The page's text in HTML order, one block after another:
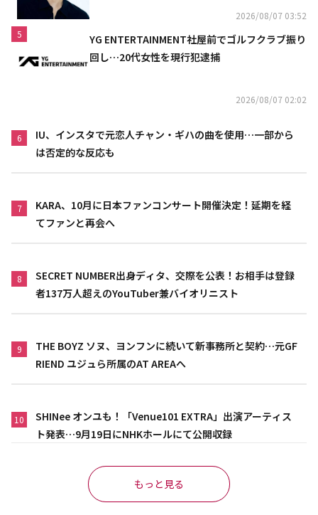
2026/08/07 03:52
5
YG ENTERTAINMENT社屋前でゴルフクラブ振り
回し…20代女性を現行犯逮捕
2026/08/07 02:02
6
IU、インスタで元恋人チャン・ギハの曲を使用…一部から
は否定的な反応も
7
KARA、10月に日本ファンコンサート開催決定！延期を経
てファンと再会へ
8
SECRET NUMBER出身ディタ、交際を公表！お相手は登録
者137万人超えのYouTuber兼バイオリニスト
9
THE BOYZ ソヌ、ヨンフンに続いて新事務所と契約…元GF
RIEND ユジュら所属のAT AREAへ
10
SHINee オンユも！「Venue101 EXTRA」出演アーティス
ト発表…9月19日にNHKホールにて公開収録
もっと見る